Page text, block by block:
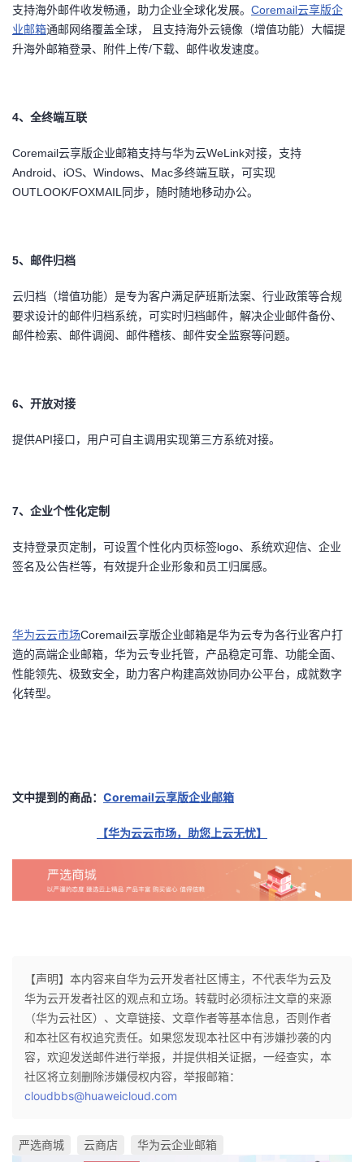
藏
支持海外邮件收发畅通，助力企业全球化发展。 Coremail云享版企
业邮箱通邮网络覆盖全球， 且支持海外云镜像（增值功能）大幅提
升海外邮箱登录、附件上传/下载、邮件收发速度。
4、全终端互联
Coremail云享版企业邮箱支持与华为云WeLink对接，支持
Android、 iOS、 Windows、 Mac多终端互联，可实现
OUTLOOK/FOXMAIL 同步，随时随地移动办公。
5、邮件归档
云归档（增值功能）是专为客户满足萨班斯法案、行业政策等合规
要求设计的邮件归档系统，可实时归档邮件，解决企业邮件备份、
邮件检索、邮件调阅、邮件稽核、邮件安全监察等问题。
6、开放对接
提供API接口，用户可自主调用实现第三方系统对接。
7、企业个性化定制
支持登录页定制，可设置个性化内页标签logo、系统欢迎信、企业
签名及公告栏等，有效提升企业形象和员工归属感。
华为云云市场Coremail云享版企业邮箱是华为云专为各行业客户打
造的高端企业邮箱，华为云专业托管，产品稳定可靠、功能全面、
性能领先、极致安全，助力客户构建高效协同办公平台，成就数字
化转型。
文中提到的商品： Coremail云享版企业邮箱
【华为云云市场，助您上云无忧】
【声明】本内容来自华为云开发者社区博主，不代表华为云及
华为云开发者社区的观点和立场。转载时必须标注文章的来源
（华为云社区）、文章链接、文章作者等基本信息，否则作者
和本社区有权追究责任。如果您发现本社区中有涉嫌抄袭的内
容，欢迎发送邮件进行举报，并提供相关证据，一经查实，本
社区将立刻删除涉嫌侵权内容，举报邮箱：
cloudbbs@huaweicloud.com
严选商城 云商店 华为云企业邮箱